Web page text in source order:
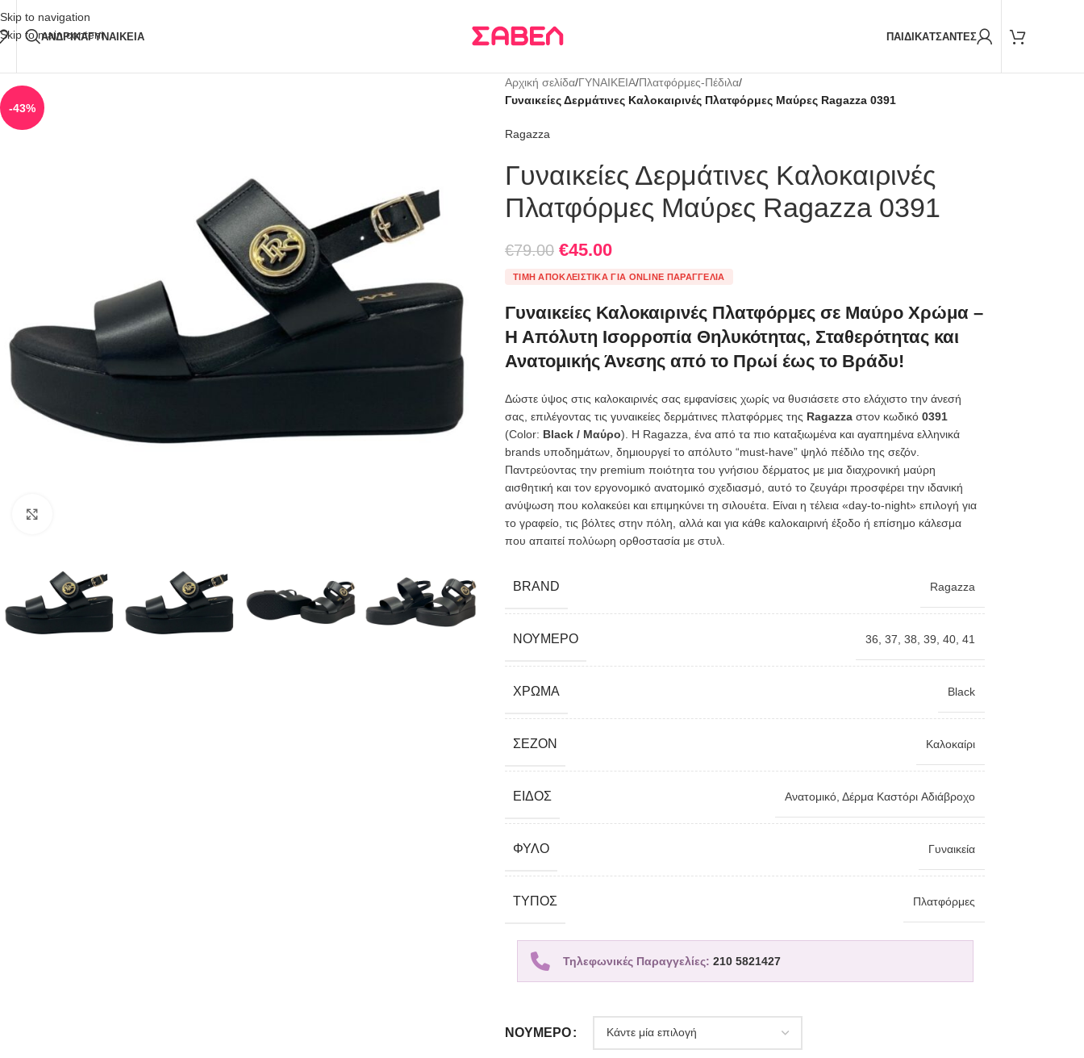
Skip to navigation
Skip to main content
Δωρεάν Μεταφορικά
ΑΝΔΡΙΚΑΓΥΝΑΙΚΕΙΑ ΠΑΙΔΙΚΑΤΣΑΝΤΕΣ
-43%
Αρχική σελίδα/ΓΥΝΑΙΚΕΙΑ/Πλατφόρμες-Πέδιλα/
Γυναικείες Δερμάτινες Καλοκαιρινές Πλατφόρμες Μαύρες Ragazza 0391
Ragazza
Γυναικείες Δερμάτινες Καλοκαιρινές
Πλατφόρμες Μαύρες Ragazza 0391
€79.00 €45.00
ΤΙΜΉ ΑΠΟΚΛΕΙΣΤΙΚΆ ΓΙΑ ONLINE ΠΑΡΑΓΓΕΛΊΑ
Γυναικείες Καλοκαιρινές Πλατφόρμες σε Μαύρο Χρώμα –
Η Απόλυτη Ισορροπία Θηλυκότητας, Σταθερότητας και
Ανατομικής Άνεσης από το Πρωί έως το Βράδυ!
Δώστε ύψος στις καλοκαιρινές σας εμφανίσεις χωρίς να θυσιάσετε στο ελάχιστο την άνεσή
σας, επιλέγοντας τις γυναικείες δερμάτινες πλατφόρμες της Ragazzaστον κωδικό 0391
(Color: Black / Μαύρο). Η Ragazza, ένα από τα πιο καταξιωμένα και αγαπημένα ελληνικά
brands υποδημάτων, δημιουργεί το απόλυτο “must-have” ψηλό πέδιλο της σεζόν.
Παντρεύοντας την premium ποιότητα του γνήσιου δέρματος με μια διαχρονική μαύρη
αισθητική και τον εργονομικό ανατομικό σχεδιασμό, αυτό το ζευγάρι προσφέρει την ιδανική
ανύψωση που κολακεύει και επιμηκύνει τη σιλουέτα. Είναι η τέλεια «day-to-night» επιλογή για
το γραφείο, τις βόλτες στην πόλη, αλλά και για κάθε καλοκαιρινή έξοδο ή επίσημο κάλεσμα
που απαιτεί πολύωρη ορθοστασία με στυλ.
BRAND Ragazza
ΝΟΎΜΕΡΟ 36 37 38 39 40, 41
ΧΡΏΜΑ Black
ΣΕΖΌΝ Καλοκαίρι
ΕΊΔΟΣ Ανατομικό, Δέρμα Kαστόρι Aδιάβροχο
ΦΎΛΟ Γυναικεία
TΎΠΟΣ Πλατφόρμες
Τηλεφωνικές Παραγγελίες: 210 5821427
ΝΟΎΜΕΡΟ